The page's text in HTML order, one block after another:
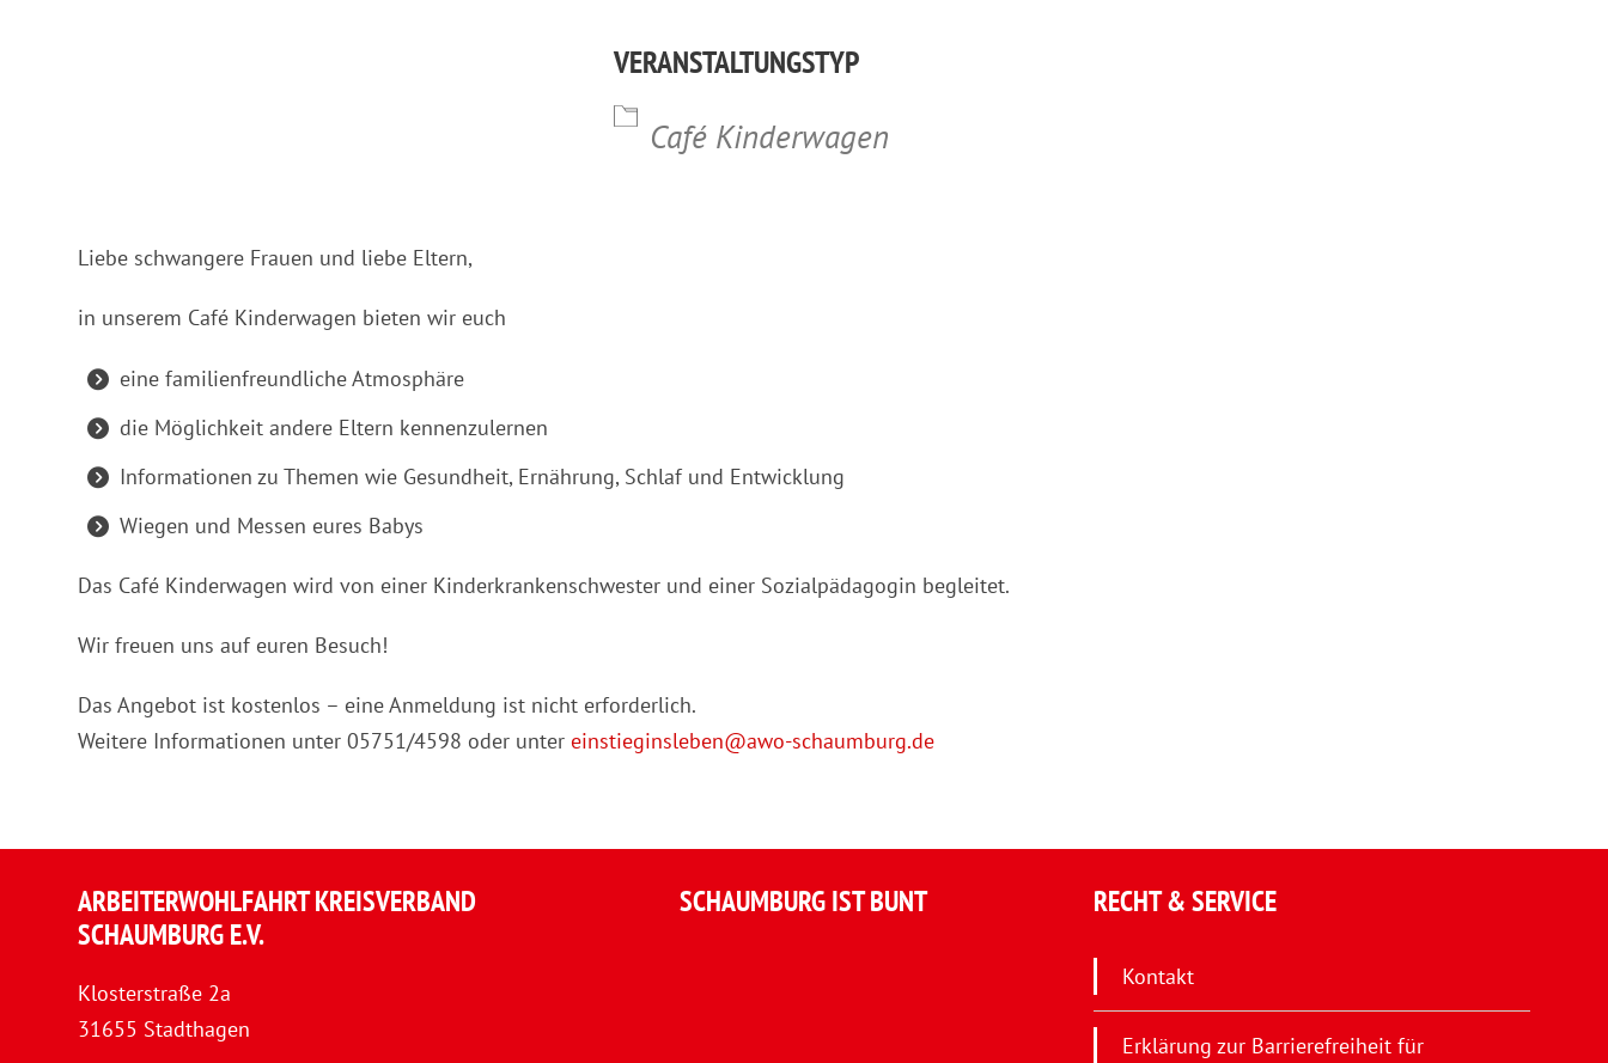
VERANSTALTUNGSTYP
Café Kinderwagen
Liebe schwangere Frauen und liebe Eltern,
in unserem Café Kinderwagen bieten wir euch
eine familienfreundliche Atmosphäre
die Möglichkeit andere Eltern kennenzulernen
Informationen zu Themen wie Gesundheit, Ernährung, Schlaf und Entwicklung
Wiegen und Messen eures Babys
Das Café Kinderwagen wird von einer Kinderkrankenschwester und einer Sozialpädagogin begleitet.
Wir freuen uns auf euren Besuch!
Das Angebot ist kostenlos – eine Anmeldung ist nicht erforderlich.
Weitere Informationen unter 05751/4598 oder unter einstieginsleben@awo-schaumburg.de
ARBEITERWOHLFAHRT KREISVERBAND
SCHAUMBURG E.V.
Klosterstraße 2a
31655 Stadthagen
SCHAUMBURG IST BUNT RECHT & SERVICE
Kontakt
Erklärung zur Barrierefreiheit für